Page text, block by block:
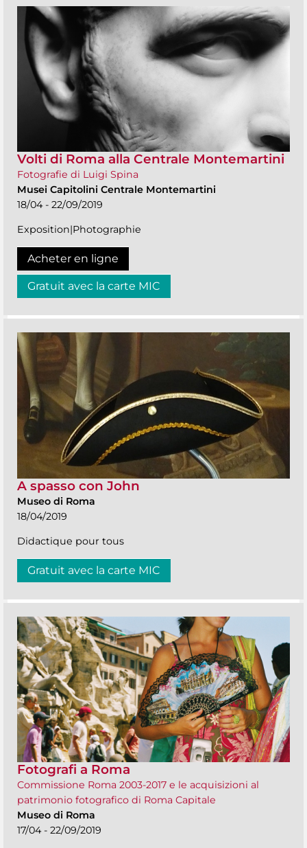
Volti di Roma alla Centrale Montemartini
Fotografie di Luigi Spina
Musei Capitolini Centrale Montemartini
18/04 - 22/09/2019
Exposition|Photographie
Acheter en ligne
Gratuit avec la carte MIC
A spasso con John
Museo di Roma
18/04/2019
Didactique pour tous
Gratuit avec la carte MIC
Fotografi a Roma
Commissione Roma 2003-2017 e le acquisizioni al
patrimonio fotografico di Roma Capitale
Museo di Roma
17/04 - 22/09/2019